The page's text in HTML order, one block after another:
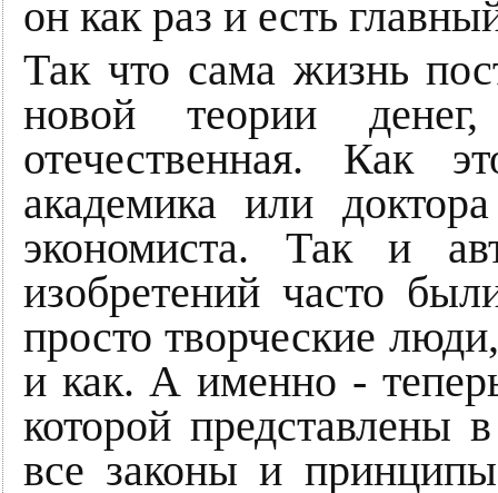
он как раз и есть
Так что сама жизнь
новой теории
отечественная. Как
академика или
экономиста. Так и
изобретений часто
просто творческие
и как. А именно -
которой представлены
все законы и